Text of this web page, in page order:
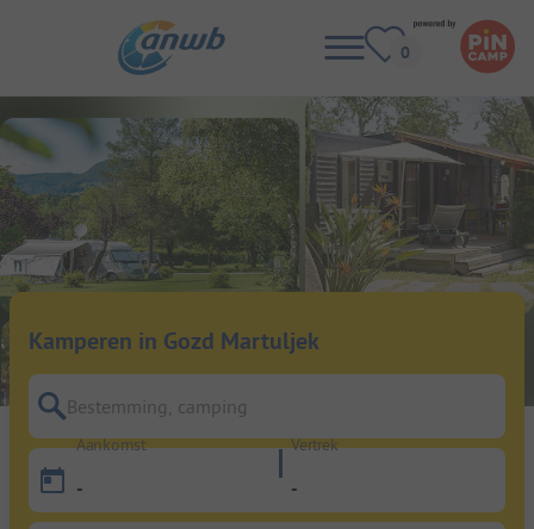
Kamperen in Gozd Martuljek
Bestemming, camping
Aankomst
-
Vertrek
-